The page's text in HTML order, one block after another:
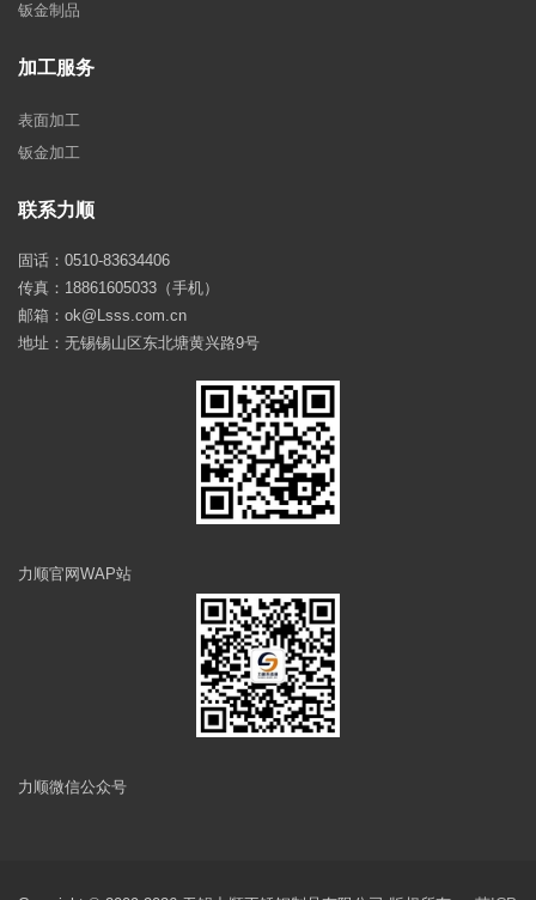
钣金制品
加工服务
表面加工
钣金加工
联系力顺
固话：0510-83634406
传真：18861605033（手机）
邮箱：ok@Lsss.com.cn
地址：无锡锡山区东北塘黄兴路9号
力顺官网WAP站
力顺微信公众号